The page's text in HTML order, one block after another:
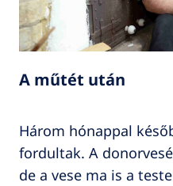
A műtét után
Három hónappal
fordultak. A
de a vese ma is a